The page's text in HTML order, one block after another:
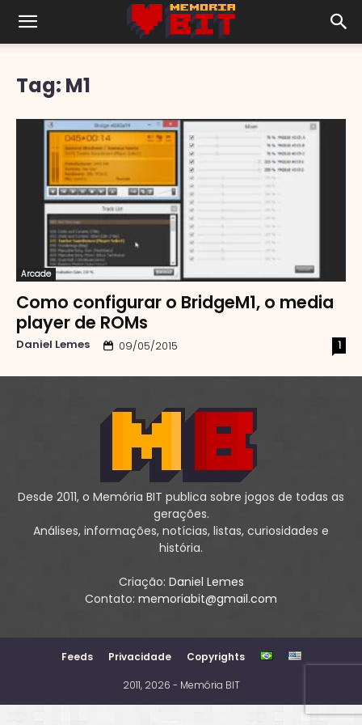
Tag: M1
Arcade
Como configurar o BridgeM1, o media
player de ROMs
Daniel Lemes 09/05/2015 1
Desde 2011, o Memória BIT publica sobre jogos de todas as
gerações.
Análises, informações, notícias, listas, curiosidades e
história.
Criação: Daniel Lemes
Contato: memoriabit@gmail.com
Feeds Privacidade Copyrights
2011, 2026 - Memória BIT